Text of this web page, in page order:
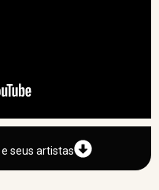
seus artistas